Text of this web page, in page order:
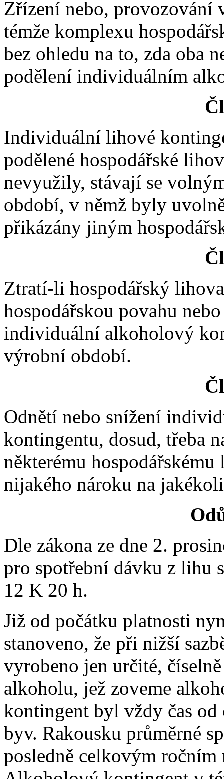
Zřízení nebo, provozování
témže komplexu
bez ohledu na to, zda oba
podělení individuálním
Individuální lihové
podělené hospodářské
nevyužily, stávají se
období, v němž byly
přikázány jiným
Ztratí-li hospodářský
hospodářskou povahu
individuální alkoholový
výrobní období.
Odnětí nebo snížení
kontingentu, dosud, třeba
některému
nijakého nároku na
Dle zákona ze dne 2.
pro spotřební dávku z lihu
12 K 20 h.
Již od počátku platnosti
stanoveno, že při nižší
vyrobeno jen určité,
alkoholu, jež zoveme
kontingent byl vždy čas od
byv. Rakousku průměrné
posledně celkovým